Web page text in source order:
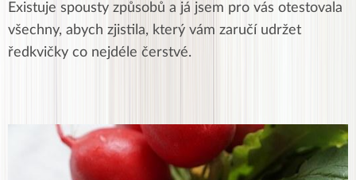
Existuje spousty způsobů a já jsem pro vás otestovala
všechny, abych zjistila, který vám zaručí udržet
ředkvičky co nejdéle čerstvé.